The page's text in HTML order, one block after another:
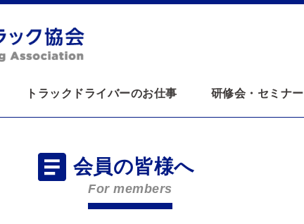
トラックドライバーのお仕事 研修会・セミナー
会員の皆様へ
For members